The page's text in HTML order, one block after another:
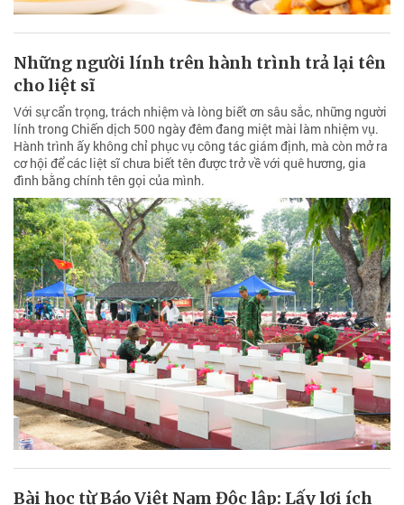
Những người lính trên hành trình trả lại tên
cho liệt sĩ
Với sự cẩn trọng, trách nhiệm và lòng biết ơn sâu sắc, những người
lính trong Chiến dịch 500 ngày đêm đang miệt mài làm nhiệm vụ.
Hành trình ấy không chỉ phục vụ công tác giám định, mà còn mở ra
cơ hội để các liệt sĩ chưa biết tên được trở về với quê hương, gia
đình bằng chính tên gọi của mình.
Bài học từ Báo Việt Nam Độc lập: Lấy lợi ích